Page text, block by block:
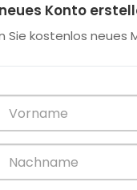
Konto
Sie kostenlos neues